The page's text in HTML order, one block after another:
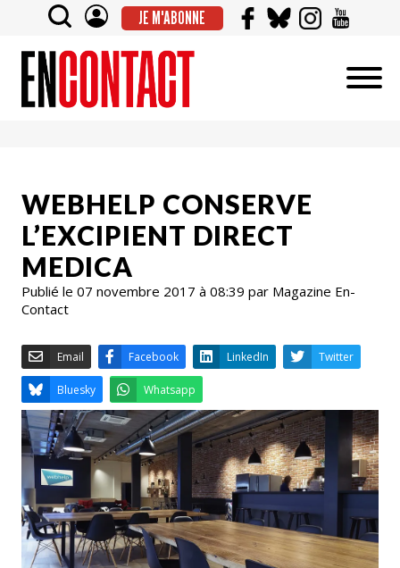
JE M'ABONNE
WEBHELP CONSERVE
L’EXCIPIENT DIRECT
MEDICA
Publié le 07 novembre 2017 à 08:39 par Magazine En-
Contact
Email Facebook LinkedIn
Bluesky Whatsapp